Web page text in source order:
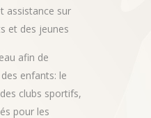
assistance sur
et des jeunes
afin de
enfants: le
clubs sportifs,
pour les